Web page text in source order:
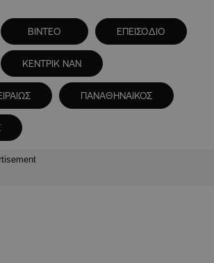
ΒΙΝΤΕΟ ΕΠΕΙΣΟΔΙΟ
ΚΕΝΤΡΙΚ ΝΑΝ
ΠΑΝΑΘΗΝΑΙΚΟΣ